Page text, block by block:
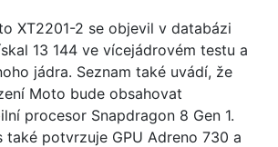
XT2201-2 se objevil v databázi
13 144 ve vícejádrovém testu a
jádra. Seznam také uvádí, že
Moto bude obsahovat
procesor Snapdragon 8 Gen 1.
také potvrzuje GPU Adreno 730 a